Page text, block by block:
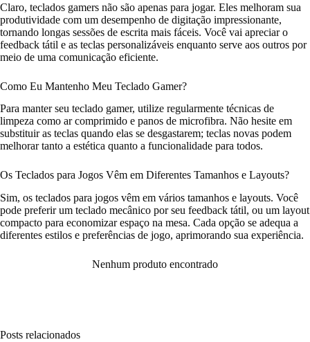
Claro, teclados gamers não são apenas para jogar. Eles melhoram sua
produtividade com um desempenho de digitação impressionante,
tornando longas sessões de escrita mais fáceis. Você vai apreciar o
feedback tátil e as teclas personalizáveis enquanto serve aos outros por
meio de uma comunicação eficiente.
Como Eu Mantenho Meu Teclado Gamer?
Para manter seu teclado gamer, utilize regularmente técnicas de
limpeza como ar comprimido e panos de microfibra. Não hesite em
substituir as teclas quando elas se desgastarem; teclas novas podem
melhorar tanto a estética quanto a funcionalidade para todos.
Os Teclados para Jogos Vêm em Diferentes Tamanhos e Layouts?
Sim, os teclados para jogos vêm em vários tamanhos e layouts. Você
pode preferir um teclado mecânico por seu feedback tátil, ou um layout
compacto para economizar espaço na mesa. Cada opção se adequa a
diferentes estilos e preferências de jogo, aprimorando sua experiência.
Nenhum produto encontrado
Posts relacionados